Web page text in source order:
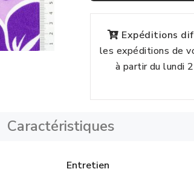
Expéditions
les expéditions de
à partir du lundi
Caractéristiques
Entretien